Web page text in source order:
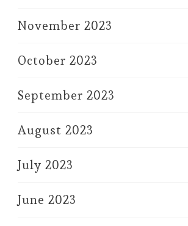
November 2023
October 2023
September 2023
August 2023
July 2023
June 2023